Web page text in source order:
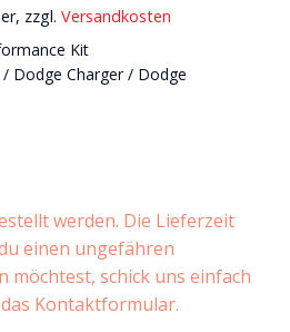
zzgl. Versandkosten
Kit
/ Dodge Charger / Dodge
werden. Die Lieferzeit
einen ungefähren
schick uns einfach
Kontaktformular.